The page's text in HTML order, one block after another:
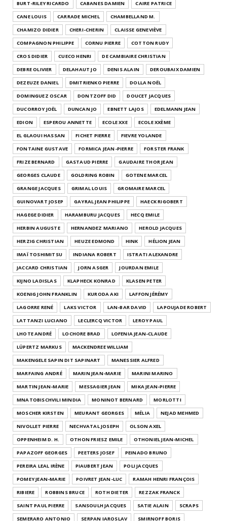
BURT-RILEY RICARDO
CABANES DAMIEN
CAIRE PATRICE
CANE LOUIS
CARRADE MICHEL
CHAMBELLAND M.
CHAMIZO DIDIER
CHERI-CHERIN
CLAISSE GENEVIÈVE
COMPAGNON PHILIPPE
CORNU PIERRE
COTTON RUDY
CROS DIDIER
CUECO HENRI
DE CAMBIAIRE CHRISTIAN
DEBRE OLIVIER
DELAHAUT JO DENIS ALAIN
DEROUBAIX DAMIEN
DEZEUZE DANIEL
DMITRIENKO PIERRE
DOLLA NOËL
DOMINGUEZ OSCAR
DONTZOFF DID
DOUCET JACQUES
DUCORROY JOËL
DUNCAN JO EBNETT LAJOS
EDELMANN JEAN
EDION
ESPEROU ANNETTE ECOLE XXE
ECOLE XXÈME
EL GLAOUI HASSAN
FICHET PIERRE
FIEVRE YOLANDE
FONTAINE GUSTAVE
FORMICA JEAN-PIERRE
FORSTER FRANK
FRIZE BERNARD
GASTAUD PIERRE
GAUDAIRE THOR JEAN
GEORGES CLAUDE
GOLDRING ROBIN
GOTENE MARCEL
GRANGE JACQUES
GRIMAL LOUIS
GROMAIRE MARCEL
GUINOVART JOSEP
GAYRAL JEAN PHILIPPE
HAECK RIGOBERT
HAGEGE DIDIER
HARAMBURU JACQUES
HECQ EMILE
HERBIN AUGUSTE
HERNANDEZ MARIANO
HEROLD JACQUES
HERZIG CHRISTIAN
HEUZE EDMOND HINK
HÉLION JEAN
IMAÏ TOSHIMITSU
INDIANA ROBERT
ISTRATI ALEXANDRE
JACCARD CHRISTIAN
JORN ASGER
JOURDAN EMILE
KIJNO LADISLAS
KLAPHECK KONRAD
KLASEN PETER
KOENIG JOHN FRANKLIN
KURODA AKI
LAFFON JÉRÉMY
LAGORRE RENÉ
LAKS VICTOR LAN-BAR DAVID
LAPOUJADE ROBERT
LATTANZI LUCIANO
LECLERCQ VICTOR
LEROY PAUL
LHOTE ANDRÉ
LOCHORE BRAD
LOFENIA JEAN-CLAUDE
LÜPERTZ MARKUS
MACKENDREE WILLIAM
MAKENGELE SAPIN DIT SAPINART
MANESSIER ALFRED
MARFAING ANDRÉ
MARIN JEAN-MARIE
MARINI MARINO
MARTIN JEAN-MARIE
MESSAGIER JEAN
MIKA JEAN-PIERRE
MNATOBISCHVILI MINDIA
MONINOT BERNARD
MORLOTTI
MOSCHER KIRSTEN
MEURANT GEORGES MÉLIA
NEJAD MEHMED
NIVOLLET PIERRE
NECHVATAL JOSEPH
OLSON AXEL
OPPENHEIM D. H.
OTHON FRIESZ EMILE
OTHONIEL JEAN-MICHEL
PAPAZOFF GEORGES
PEETERS JOSEF
PEINADO BRUNO
PEREIRA LEAL IRÈNE
PIAUBERT JEAN
POLI JACQUES
POMEY JEAN-MARIE
POIVRET JEAN-LUC
RAMAH HENRI FRANÇOIS
RIBIERE
ROBBINS BRUCE ROTH DIETER
REZZAK FRANCK
SAINT PAUL PIERRE
SANSOULH JACQUES SATIE ALAIN
SCRAPS
SEMERARO ANTONIO
SERPAN IAROSLAV SMIRNOFF BORIS